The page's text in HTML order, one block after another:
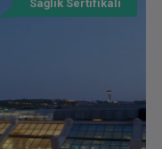
Sağlık Sertifikalı